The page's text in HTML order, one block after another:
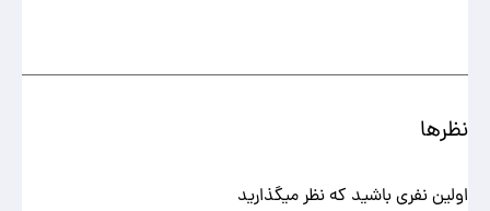
نظرها
اولین نفری باشید که نظر میگذارید